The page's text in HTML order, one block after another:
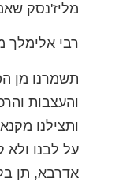
מליז'נסק
רבי אלימלך
תשמרנו מן
והעצבות
ותצילנו
על לבנו
אדרבא, תן